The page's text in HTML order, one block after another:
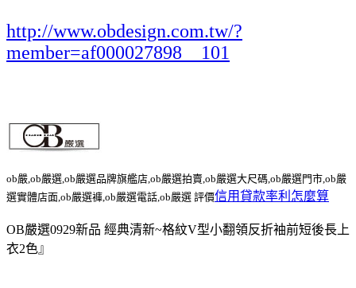
http://www.obdesign.com.tw/?
member=af000027898__101
ob嚴,ob嚴選,ob嚴選品牌旗艦店,ob嚴選拍賣,ob嚴選大尺碼,ob嚴選門市,ob嚴
選實體店面,ob嚴選褲,ob嚴選電話,ob嚴選 評價信用貸款率利怎麼算
OB嚴選0929新品 經典清新~格紋V型小翻領反折袖前短後長上
衣2色』